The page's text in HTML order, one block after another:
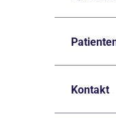
Kontakt